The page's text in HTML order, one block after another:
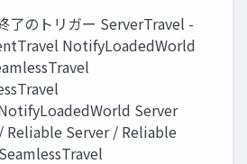
了のトリガー ServerTravel -
NotifyLoadedWorld
Server
Reliable Server / Reliable